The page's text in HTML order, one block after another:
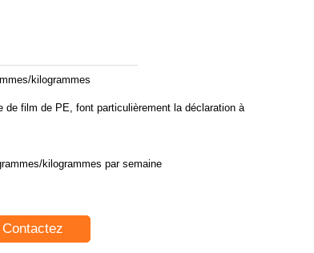
kilogrammes
de film de PE, font particulièrement la déclaration à
kilogrammes par semaine
Contactez